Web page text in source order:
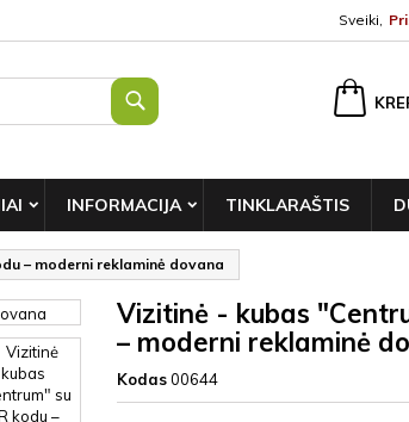
Sveiki,
INFORMACIJA TINKLARAŠTIS
– moderni reklaminė dovana
Vizitinė - kubas
– moderni reklaminė
Kodas00644